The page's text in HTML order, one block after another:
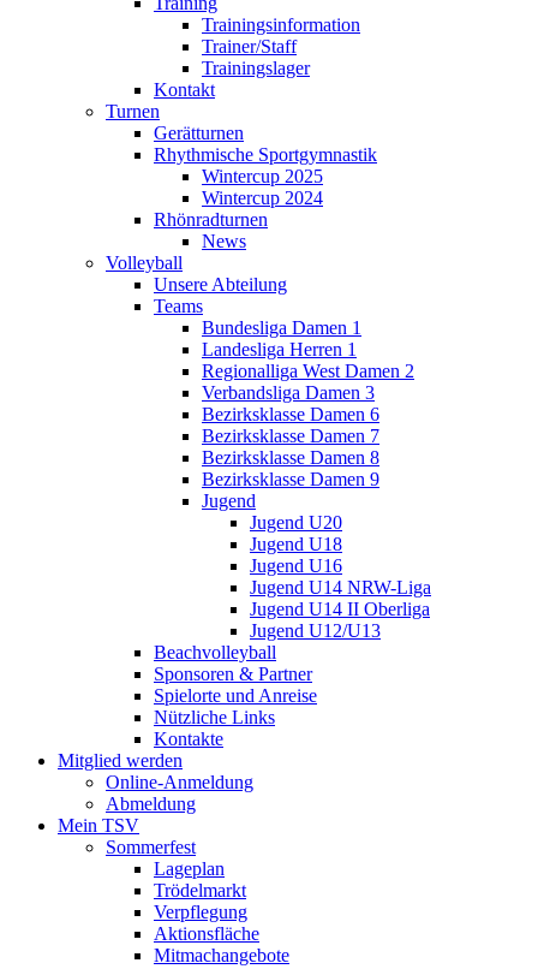
Trainingsinformation
Trainer/Staff
Trainingslager
Kontakt
Turnen
Gerätturnen
Rhythmische Sportgymnastik
Wintercup 2025
Wintercup 2024
Rhönradturnen
News
Volleyball
Unsere Abteilung
Teams
Bundesliga Damen 1
Landesliga Herren 1
Regionalliga West Damen 2
Verbandsliga Damen 3
Bezirksklasse Damen 6
Bezirksklasse Damen 7
Bezirksklasse Damen 8
Bezirksklasse Damen 9
Jugend
Jugend U20
Jugend U18
Jugend U16
Jugend U14 NRW-Liga
Jugend U14 II Oberliga
Jugend U12/U13
Beachvolleyball
Sponsoren & Partner
Spielorte und Anreise
Nützliche Links
Kontakte
Mitglied werden
Online-Anmeldung
Abmeldung
Mein TSV
Sommerfest
Lageplan
Trödelmarkt
Verpflegung
Aktionsfläche
Mitmachangebote